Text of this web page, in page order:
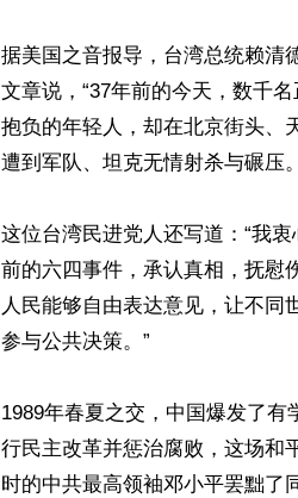
据美国之音报导，台湾总统赖清
文章说，“37年前的今天，数千
抱负的年轻人，却在北京街头、
遭到军队、坦克无情射杀与碾压
这位台湾民进党人还写道：“我
前的六四事件，承认真相，抚慰
人民能够自由表达意见，让不同
参与公共决策。”
1989年春夏之交，中国爆发了
行民主改革并惩治腐败，这场和
时的中共最高领袖邓小平罢黜了